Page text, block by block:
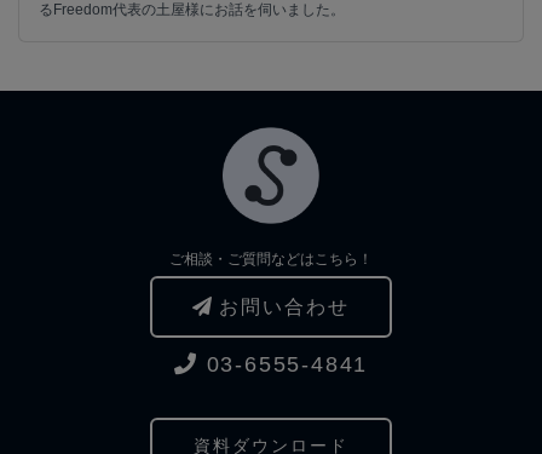
るFreedom代表の土屋様にお話を伺いました。
ご相談・ご質問などはこちら！
お問い合わせ
03-6555-4841
資料ダウンロード